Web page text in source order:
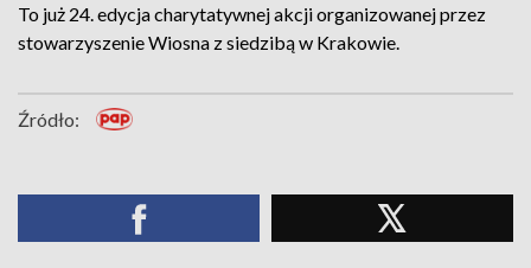
To już 24. edycja charytatywnej akcji organizowanej przez
stowarzyszenie Wiosna z siedzibą w Krakowie.
Źródło: